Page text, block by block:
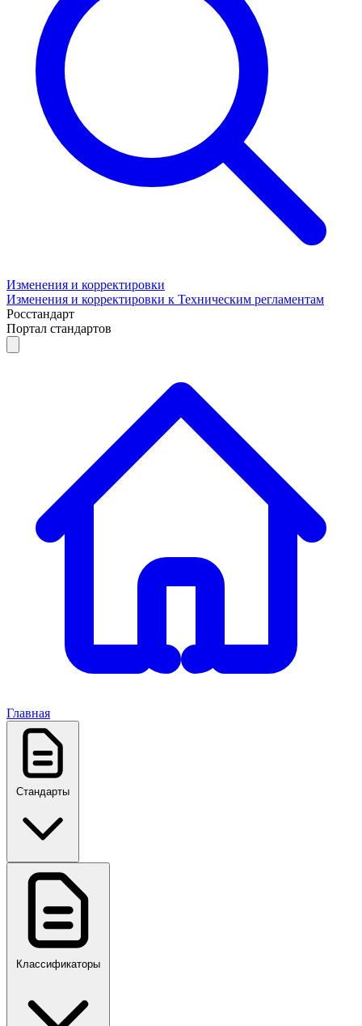
Изменения и корректировки
Изменения и корректировки к Техническим регламентам
Росстандарт
Портал стандартов
Главная
Стандарты
ГОСТ, ГОСТ Р, ПНСТ
Классификаторы